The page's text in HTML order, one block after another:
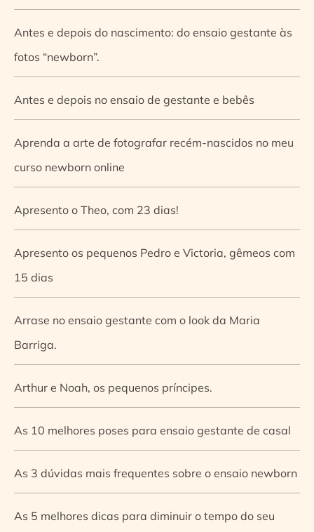
Antes e depois do nascimento: do ensaio gestante às
fotos “newborn”.
Antes e depois no ensaio de gestante e bebês
Aprenda a arte de fotografar recém-nascidos no meu
curso newborn online
Apresento o Theo, com 23 dias!
Apresento os pequenos Pedro e Victoria, gêmeos com
15 dias
Arrase no ensaio gestante com o look da Maria
Barriga.
Arthur e Noah, os pequenos príncipes.
As 10 melhores poses para ensaio gestante de casal
As 3 dúvidas mais frequentes sobre o ensaio newborn
As 5 melhores dicas para diminuir o tempo do seu